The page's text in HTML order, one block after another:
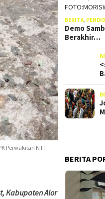
Perwakilan NTT
Kabupaten Alor
BERITA
Demo
Berakhir…
BERITA